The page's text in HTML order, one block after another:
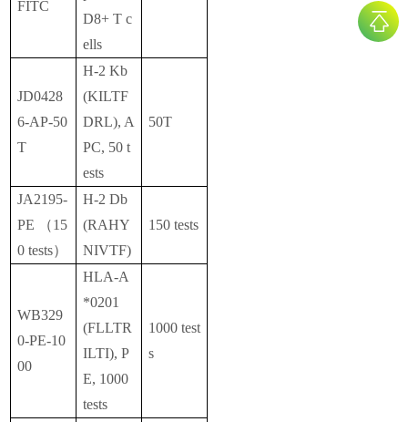
FITC
D8+ T c
ells
JD0428
6-AP-50
T
H-2 Kb
(KILTF
DRL), A
PC, 50 t
ests
50T
JA2195-
PE （15
0 tests）
H-2 Db
(RAHY
NIVTF)
150 tests
WB329
0-PE-10
00
HLA-A
*0201
(FLLTR
ILTI), P
E, 1000
tests
1000 test
s